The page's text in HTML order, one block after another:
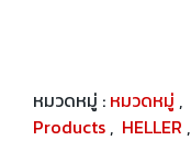
หมวดหมู่ : หมวดหมู่ ,
Products , HELLER ,